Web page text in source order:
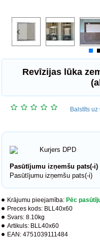
Revīzijas lūka
Krājumu pieejamība: Pēc
Preces kods: BLL40x60
Svars: 8.10kg
Artikuls: BLL40x60
EAN: 4751039111484
Balstīts
Kurjers DPD
Pasūtījumu izņemšu pats(-i)
Pasūtījumu izņemšu pats(-i)